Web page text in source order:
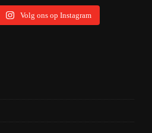
Volg ons op Instagram